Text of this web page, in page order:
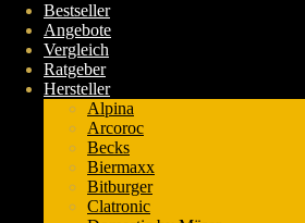
Bestseller
Angebote
Vergleich
Ratgeber
Hersteller
Alpina
Arcoroc
Becks
Biermaxx
Bitburger
Clatronic